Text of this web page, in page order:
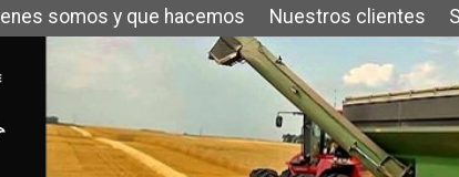
y que hacemos Nuestros clientes Sitios de Interés